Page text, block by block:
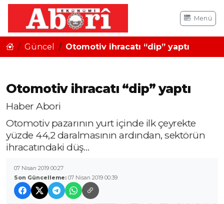
Menü
Güncel Otomotiv ihracatı “dip” yaptı
Otomotiv ihracatı “dip” yaptı
Haber Abori
Otomotiv pazarının yurt içinde ilk çeyrekte
yüzde 44,2 daralmasının ardından, sektörün
ihracatındaki düş…
07 Nisan 2019 00:27
Son Güncelleme: 07 Nisan 2019 00:39